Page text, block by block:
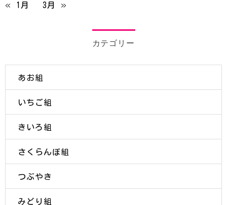
« 1月 3月 »
カテゴリー
あお組
いちご組
きいろ組
さくらんぼ組
つぶやき
みどり組